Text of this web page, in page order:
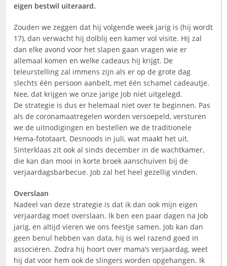
eigen bestwil uiteraard.
Zouden we zeggen dat hij volgende week jarig is (hij wordt
17), dan verwacht hij dolblij een kamer vol visite. Hij zal
dan elke avond voor het slapen gaan vragen wie er
allemaal komen en welke cadeaus hij krijgt. De
teleurstelling zal immens zijn als er op de grote dag
slechts één persoon aanbelt, met één schamel cadeautje.
Nee, dat krijgen we onze jarige Job niet uitgelegd.
De strategie is dus er helemaal niet over te beginnen. Pas
als de coronamaatregelen worden versoepeld, versturen
we de uitnodigingen en bestellen we de traditionele
Hema-fototaart. Desnoods in juli, wat maakt het uit.
Sinterklaas zit ook al sinds december in de wachtkamer,
die kan dan mooi in korte broek aanschuiven bij de
verjaardagsbarbecue. Job zal het heel gezellig vinden.
Overslaan
Nadeel van deze strategie is dat ik dan ook mijn eigen
verjaardag moet overslaan. Ik ben een paar dagen na Job
jarig, en altijd vieren we ons feestje samen. Job kan dan
geen benul hebben van data, hij is wel razend goed in
associëren. Zodra hij hoort over mama’s verjaardag, weet
hij dat voor hem ook de slingers worden opgehangen. Ik